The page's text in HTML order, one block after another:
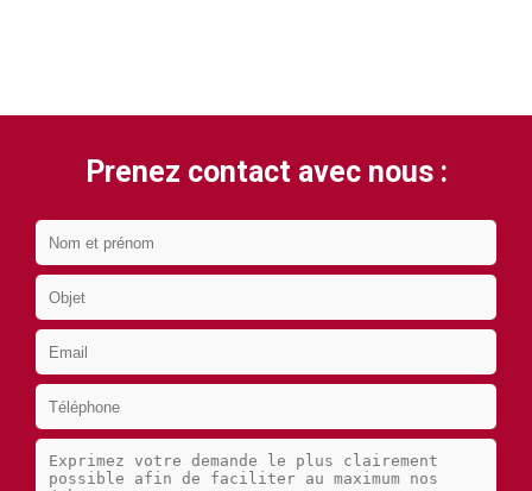
Prenez contact avec nous :